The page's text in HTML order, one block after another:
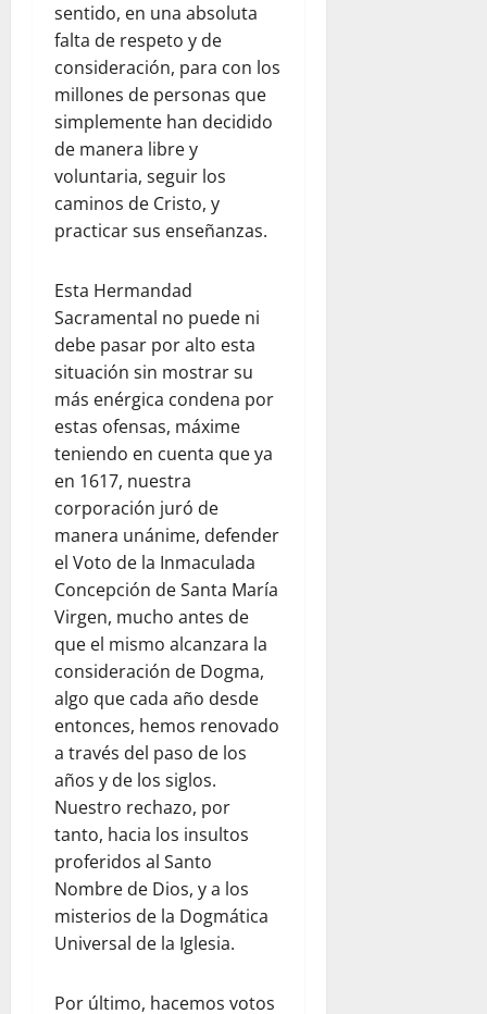
sentido, en una absoluta
falta de respeto y de
consideración, para con los
millones de personas que
simplemente han decidido
de manera libre y
voluntaria, seguir los
caminos de Cristo, y
practicar sus enseñanzas.
Esta Hermandad
Sacramental no puede ni
debe pasar por alto esta
situación sin mostrar su
más enérgica condena por
estas ofensas, máxime
teniendo en cuenta que ya
en 1617, nuestra
corporación juró de
manera unánime, defender
el Voto de la Inmaculada
Concepción de Santa María
Virgen, mucho antes de
que el mismo alcanzara la
consideración de Dogma,
algo que cada año desde
entonces, hemos renovado
a través del paso de los
años y de los siglos.
Nuestro rechazo, por
tanto, hacia los insultos
proferidos al Santo
Nombre de Dios, y a los
misterios de la Dogmática
Universal de la Iglesia.
Por último, hacemos votos